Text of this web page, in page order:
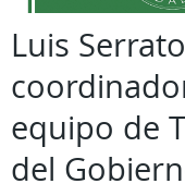
Luis
equipo de
del